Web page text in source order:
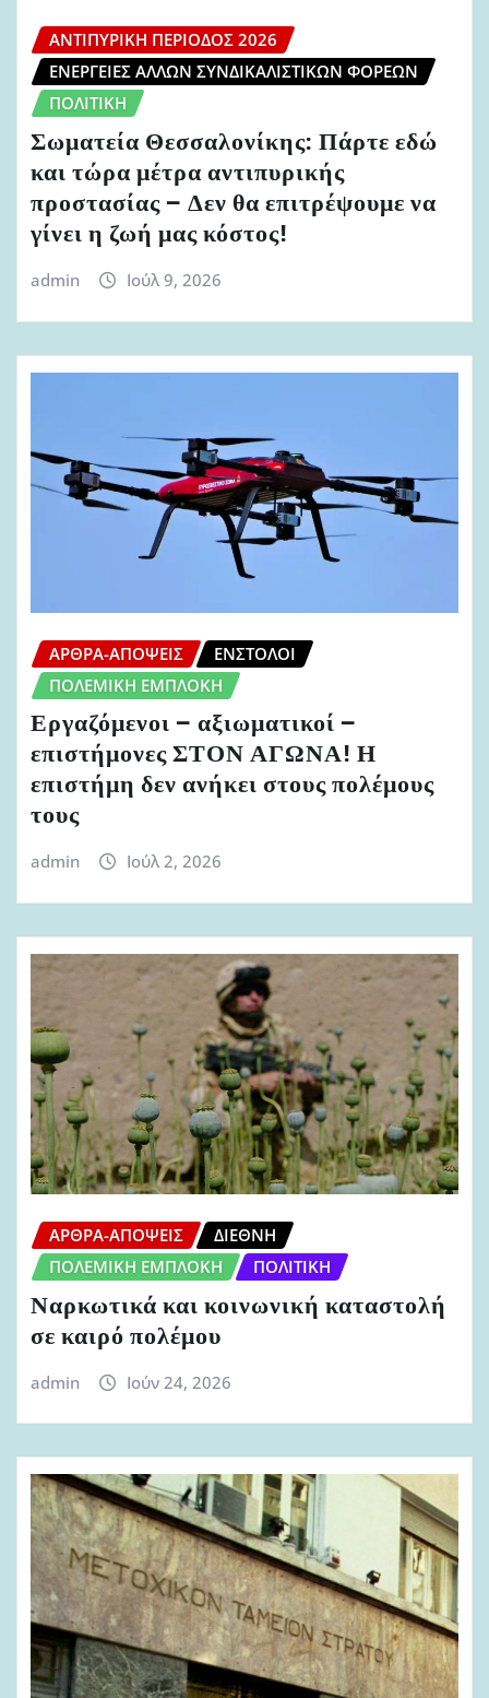
ΑΝΤΙΠΥΡΙΚΉ ΠΕΡΊΟΔΟΣ 2026
ΕΝΈΡΓΕΙΕΣ ΆΛΛΩΝ ΣΥΝΔΙΚΑΛΙΣΤΙΚΏΝ ΦΟΡΈΩΝ
ΠΟΛΙΤΙΚΉ
Σωματεία Θεσσαλονίκης: Πάρτε εδώ
και τώρα μέτρα αντιπυρικής
προστασίας – Δεν θα επιτρέψουμε να
γίνει η ζωή μας κόστος!
admin Ιούλ 9, 2026
ΆΡΘΡΑ-ΑΠΌΨΕΙΣ
ΈΝΣΤΟΛΟΙ
ΠΟΛΕΜΙΚΉ ΕΜΠΛΟΚΉ
Εργαζόμενοι – αξιωματικοί –
επιστήμονες ΣΤΟΝ ΑΓΩΝΑ! Η
επιστήμη δεν ανήκει στους πολέμους
τους
admin Ιούλ 2, 2026
ΆΡΘΡΑ-ΑΠΌΨΕΙΣ
ΔΙΕΘΝΉ
ΠΟΛΕΜΙΚΉ ΕΜΠΛΟΚΉ
ΠΟΛΙΤΙΚΉ
Ναρκωτικά και κοινωνική καταστολή
σε καιρό πολέμου
admin Ιούν 24, 2026